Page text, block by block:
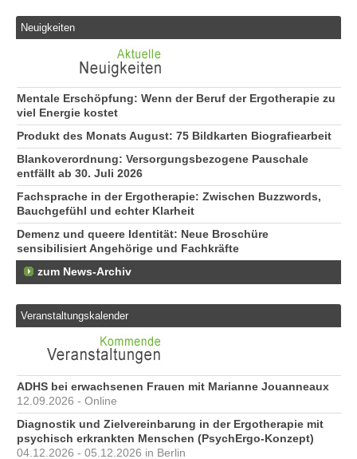
Neuigkeiten
Mentale Erschöpfung: Wenn der Beruf der Ergotherapie zu
viel Energie kostet
Produkt des Monats August: 75 Bildkarten Biografiearbeit
Blankoverordnung: Versorgungsbezogene Pauschale
entfällt ab 30. Juli 2026
Fachsprache in der Ergotherapie: Zwischen Buzzwords,
Bauchgefühl und echter Klarheit
Demenz und queere Identität: Neue Broschüre
sensibilisiert Angehörige und Fachkräfte
zum News-Archiv
Veranstaltungskalender
ADHS bei erwachsenen Frauen mit Marianne Jouanneaux
12.09.2026 - Online
Diagnostik und Zielvereinbarung in der Ergotherapie mit
psychisch erkrankten Menschen (PsychErgo-Konzept)
04.12.2026 - 05.12.2026 in Berlin